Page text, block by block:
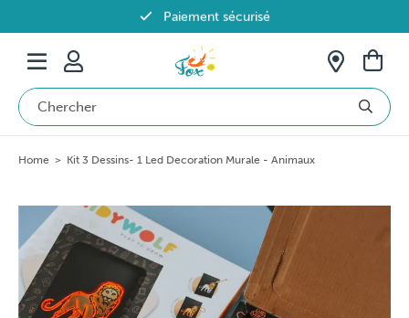
Paiement sécurisé
Livraison offerte dès 69€ en Belgique
Home > Kit 3 Dessins- 1 Led Decoration Murale - Animaux